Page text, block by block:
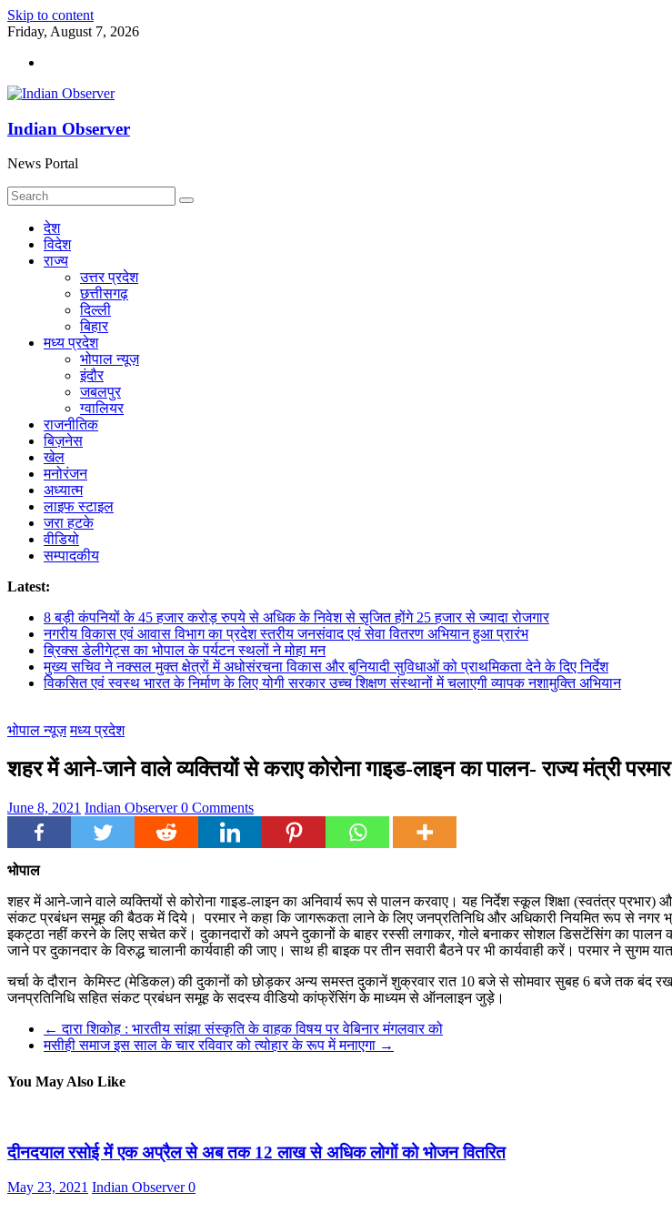
Skip to content
Friday, August 7, 2026
Indian Observer
News Portal
देश
विदेश
राज्य
उत्तर प्रदेश
छत्तीसगढ़
दिल्ली
बिहार
मध्य प्रदेश
भोपाल न्यूज़
इंदौर
जबलपुर
ग्वालियर
राजनीतिक
बिज़नेस
खेल
मनोरंजन
अध्यात्म
लाइफ स्टाइल
जरा हटके
वीडियो
सम्पादकीय
Latest:
8 बड़ी कंपनियों के 45 हजार करोड़ रुपये से अधिक के निवेश से सृजित होंगे 25 हजार से ज्यादा रोजगार
नगरीय विकास एवं आवास विभाग का प्रदेश स्तरीय जनसंवाद एवं सेवा वितरण अभियान हुआ प्रारंभ
ब्रिक्स डेलीगेट्स का भोपाल के पर्यटन स्थलों ने मोहा मन
मुख्य सचिव ने नक्सल मुक्त क्षेत्रों में अधोसंरचना विकास और बुनियादी सुविधाओं को प्राथमिकता देने के दिए निर्देश
विकसित एवं स्वस्थ भारत के निर्माण के लिए योगी सरकार उच्च शिक्षण संस्थानों में चलाएगी व्यापक नशामुक्ति अभियान
भोपाल न्यूज़ मध्य प्रदेश
शहर में आने-जाने वाले व्यक्तियों से कराए कोरोना गाइड-लाइन का पालन- राज्य मंत्री परमार
June 8, 2021 Indian Observer0 Comments
भोपाल
शहर में आने-जाने वाले व्यक्तियों से कोरोना गाइड-लाइन का अनिवार्य रूप से पालन करवाए। यह निर्देश स्कूल शिक्षा (स्वतंत्र
संकट प्रबंधन समूह की बैठक में दिये। परमार ने कहा कि जागरूकता लाने के लिए जनप्रतिनिधि और अधिकारी नियमित रूप से नगर
इकट्ठा नहीं करने के लिए सचेत करें। दुकानदारों को अपने दुकानों के बाहर रस्सी लगाकर, गोले बनाकर सोशल डिसटेंसिंग का
जाने पर दुकानदार के विरुद्ध चालानी कार्यवाही की जाए। साथ ही बाइक पर तीन सवारी बैठने पर भी कार्यवाही करें। परमार ने
चर्चा के दौरान केमिस्ट (मेडिकल) की दुकानों को छोड़कर अन्य समस्त दुकानें शुक्रवार रात 10 बजे से सोमवार सुबह 6 बजे तक बंद
जनप्रतिनिधि सहित संकट प्रबंधन समूह के सदस्य वीडियो कांफ्रेंसिंग के माध्यम से ऑनलाइन जुड़े।
← दारा शिकोह : भारतीय सांझा संस्कृति के वाहक विषय पर वेबिनार मंगलवार को
मसीही समाज इस साल के चार रविवार को त्योहार के रूप में मनाएगा →
You May Also Like
दीनदयाल रसोई में एक अप्रैल से अब तक 12 लाख से अधिक लोगों को भोजन वितरित
May 23, 2021 Indian Observer0